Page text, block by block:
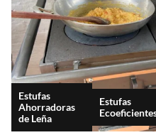
Estufas
Ahorradoras
de Leña
Estufas